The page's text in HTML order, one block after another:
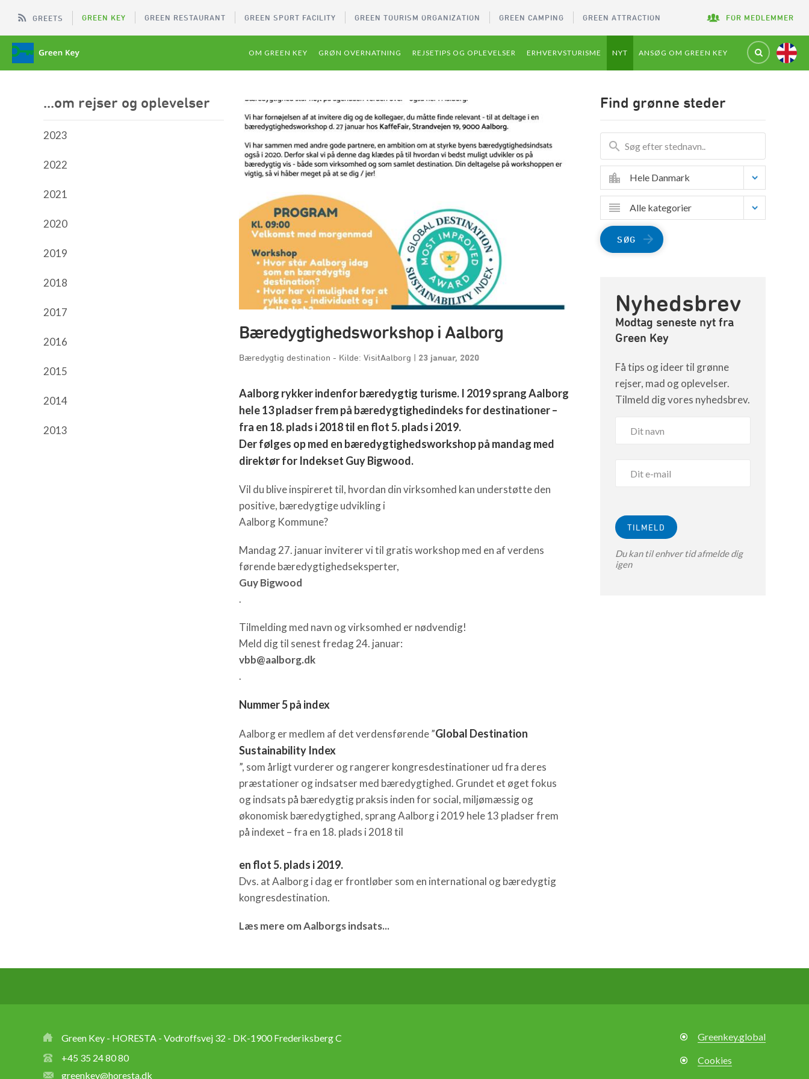
GREETS GREEN KEY GREEN RESTAURANT GREEN SPORT FACILITY GREEN TOURISM ORGANIZATION GREEN CAMPING GREEN ATTRACTION FOR MEDLEMMER
OM GREEN KEY GRØN OVERNATNING REJSETIPS OG OPLEVELSER ERHVERVSTURISME NYT ANSØG OM GREEN KEY
...om rejser og oplevelser
2023
2022
2021
2020
2019
2018
2017
2016
2015
2014
2013
Bæredygtighedsworkshop i Aalborg
Bæredygtig destination - Kilde: VisitAalborg | 23 januar, 2020
Aalborg rykker indenfor bæredygtig turisme. I 2019 sprang Aalborg
hele 13 pladser frem på bæredygtighedindeks for destinationer –
fra en 18. plads i 2018 til en flot 5. plads i 2019.
Der følges op med en bæredygtighedsworkshop på mandag med
direktør for Indekset Guy Bigwood.
Vil du blive inspireret til, hvordan din virksomhed kan understøtte den
positive, bæredygtige udvikling i
Aalborg Kommune?
Mandag 27. januar inviterer vi til gratis workshop med en af verdens
førende bæredygtighedseksperter,
Guy Bigwood
.
Tilmelding med navn og virksomhed er nødvendig!
Meld dig til senest fredag 24. januar:
vbb@aalborg.dk
.
Nummer 5 på index
Aalborg er medlem af det verdensførende ”Global Destination
Sustainability Index
”, som årligt vurderer og rangerer kongresdestinationer ud fra deres
præstationer og indsatser med bæredygtighed. Grundet et øget fokus
og indsats på bæredygtig praksis inden for social, miljømæssig og
økonomisk bæredygtighed, sprang Aalborg i 2019 hele 13 pladser frem
på indexet – fra en 18. plads i 2018 til
en flot 5. plads i 2019.
Dvs. at Aalborg i dag er frontløber som en international og bæredygtig
kongresdestination.
Læs mere om Aalborgs indsats...
Find grønne steder
Hele Danmark
Alle kategorier
SØG
Nyhedsbrev
Modtag seneste nyt fra
Green Key
Få tips og ideer til grønne
rejser, mad og oplevelser.
Tilmeld dig vores nyhedsbrev.
Du kan til enhver tid afmelde dig
igen
Green Key - HORESTA - Vodroffsvej 32 - DK-1900 Frederiksberg C
+45 35 24 80 80
greenkey@horesta.dk
Greenkey.global
Cookies